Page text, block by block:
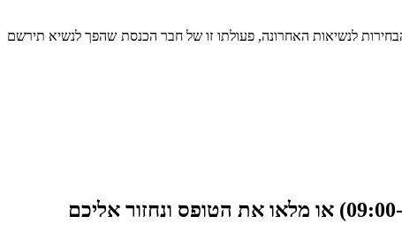
לנשיאות האחרונה, פעולתו זו של חבר הכנסת שהפך לנשיא תירשם
רוצים לדעת מהן הזכויות המשפחתיות שלכם ? צרו איתנו קשר בטלפון 03-5660504 (א'-ה' 09:00-18:00) או מלאו את הטופס ונחזור אליכם